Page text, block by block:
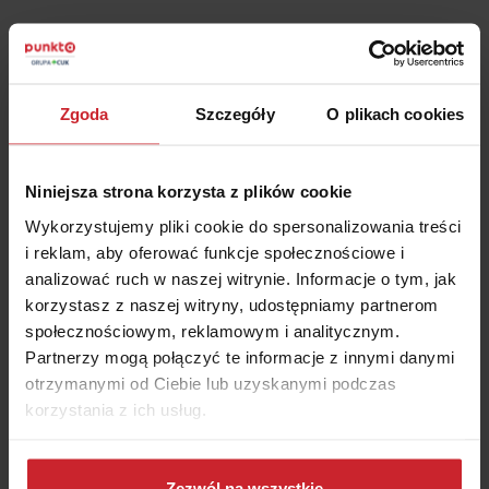
Zgoda Szczegóły O plikach cookies
Niniejsza strona korzysta z plików cookie
Wykorzystujemy pliki cookie do spersonalizowania treści
i reklam, aby oferować funkcje społecznościowe i
analizować ruch w naszej witrynie. Informacje o tym, jak
korzystasz z naszej witryny, udostępniamy partnerom
społecznościowym, reklamowym i analitycznym.
Partnerzy mogą połączyć te informacje z innymi danymi
otrzymanymi od Ciebie lub uzyskanymi podczas
korzystania z ich usług.
Dowiedz się więcej na temat tego, kim jesteśmy, jak
Podsumowanie
Karta EKUZ zapewnia dostęp do państwowej
mają mieszkańcy danego państwa.
W przypadku Chorwacji, turyści posiadający kartę
EKUZ, a nie posiadający dodatkowego
ubezpieczenia zdrowotnego będą musieli pokryć
20 proc. kosztów.
Kompleksowe ubezpieczenie turystyczne do
Chorwacji powinno obejmować koszty leczenia